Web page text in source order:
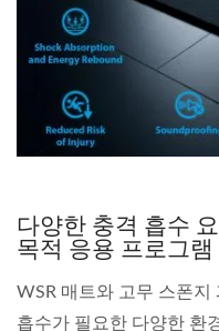
다양한 충격 흡수
목적 응용 프로그램
WSR 매트와 고무 스폰지
흡수가 필요한 다양한 환